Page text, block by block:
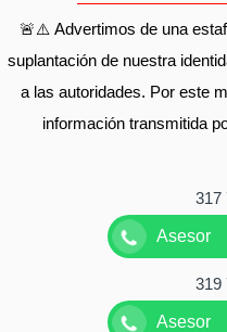
🚨⚠️ Advertimos de una
suplantación de nuestra
a las autoridades. Por este
información transmitida
317
Asesor
319
Asesor